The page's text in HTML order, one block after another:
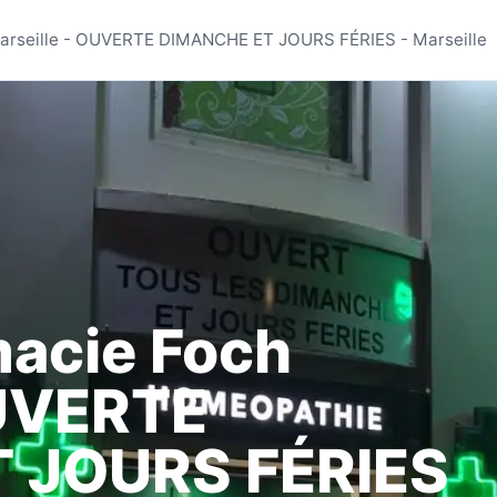
Foch
- OUVERTE DIMANCHE ET JOURS FÉRIES - Marseille
Foch
FÉRIES